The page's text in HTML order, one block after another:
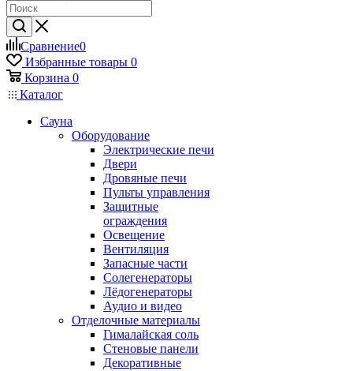
Сравнение0
Избранные товары 0
Корзина 0
Каталог
Сауна
Оборудование
Электрические печи
Двери
Дровяные печи
Пульты управления
Защитные
ограждения
Освещение
Вентиляция
Запасные части
Солегенераторы
Лёдогенераторы
Аудио и видео
Отделочные материалы
Гималайская соль
Стеновые панели
Декоративные